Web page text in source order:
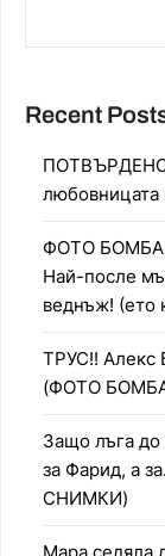
Recent
ФОТО БОМБА!!
Най-после
веднъж! (ето
ТРУС!! Алекс
(ФОТО БОМБА
Защо лъга до
за Фарид, а
СНИМКИ)